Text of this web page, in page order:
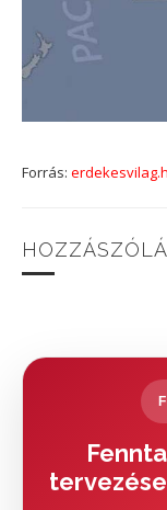
Forrás: